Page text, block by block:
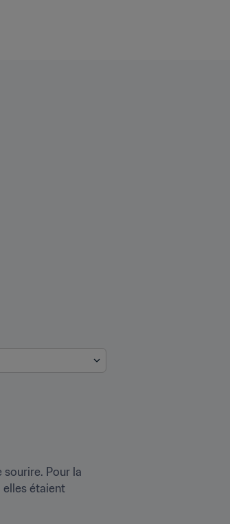
Pour la
elles étaient